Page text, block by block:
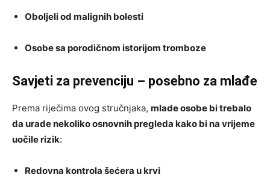
Oboljeli od malignih bolesti
Osobe sa porodičnom istorijom tromboze
Savjeti za prevenciju – posebno za mlađe
Prema riječima ovog stručnjaka, mlade osobe bi trebalo
da urade nekoliko osnovnih pregleda kako bi na vrijeme
uočile rizik:
Redovna kontrola šećera u krvi